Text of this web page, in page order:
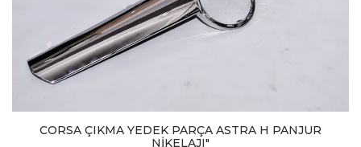
CORSA ÇIKMA YEDEK PARÇA ASTRA H PANJUR
NİKELAJI"